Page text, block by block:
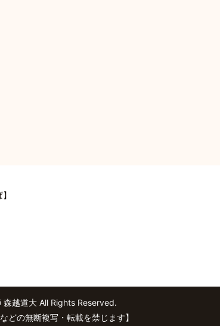
越道大 All Rights Reserved.
どの無断複写・転載を禁じます】